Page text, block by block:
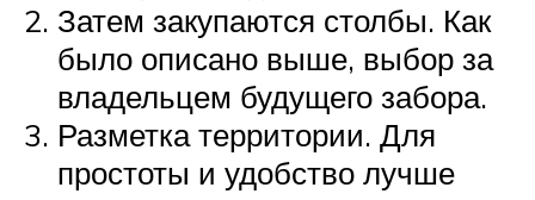
Затем закупаются столбы. Как
было описано выше, выбор за
владельцем будущего забора.
Разметка территории. Для
простоты и удобство лучше